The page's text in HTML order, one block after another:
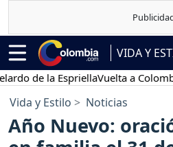
VIDA Y
la EspriellaVuelta a Colombia
Vida y Estilo Noticias
Año Nuevo: